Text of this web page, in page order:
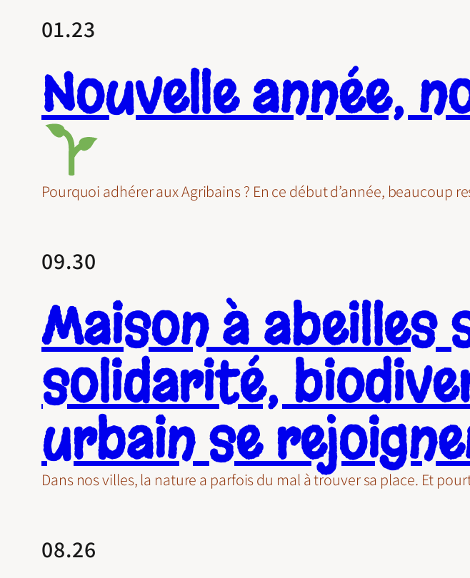
01.23
Nouvelle année,
Pourquoi adhérer aux Agribains ? En ce début d’année,
09.30
Maison à abeilles
solidarité,
urbain se
Dans nos villes, la nature a parfois du mal à trouver sa place. Et
08.26